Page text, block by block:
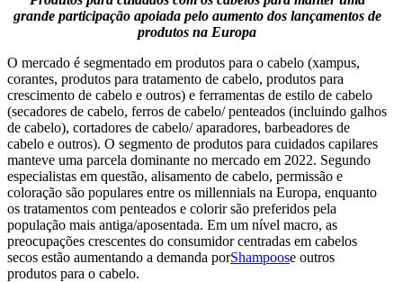
grande participação apoiada pelo aumento dos lançamentos de
produtos na Europa
O mercado é segmentado em produtos para o cabelo (xampus,
corantes, produtos para tratamento de cabelo, produtos para
crescimento de cabelo e outros) e ferramentas de estilo de cabelo
(secadores de cabelo, ferros de cabelo/ penteados (incluindo galhos
de cabelo), cortadores de cabelo/ aparadores, barbeadores de
cabelo e outros). O segmento de produtos para cuidados capilares
manteve uma parcela dominante no mercado em 2022. Segundo
especialistas em questão, alisamento de cabelo, permissão e
coloração são populares entre os millennials na Europa, enquanto
os tratamentos com penteados e colorir são preferidos pela
população mais antiga/aposentada. Em um nível macro, as
preocupações crescentes do consumidor centradas em cabelos
secos estão aumentando a demanda porShampoose outros
produtos para o cabelo.